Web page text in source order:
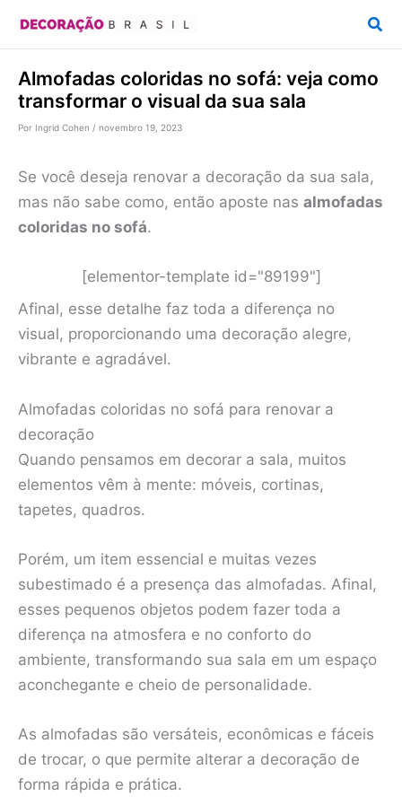
conteúdo
Almofadas coloridas no sofá: veja como
transformar o visual da sua sala
Por Ingrid Cohen / novembro 19, 2023
Se você deseja renovar a decoração da sua sala,
mas não sabe como, então aposte nas almofadas
coloridas no sofá.
[elementor-template id="89199"]
Afinal, esse detalhe faz toda a diferença no
visual, proporcionando uma decoração alegre,
vibrante e agradável.
Almofadas coloridas no sofá para renovar a
decoração
Quando pensamos em decorar a sala, muitos
elementos vêm à mente: móveis, cortinas,
tapetes, quadros.
Porém, um item essencial e muitas vezes
subestimado é a presença das almofadas. Afinal,
esses pequenos objetos podem fazer toda a
diferença na atmosfera e no conforto do
ambiente, transformando sua sala em um espaço
aconchegante e cheio de personalidade.
As almofadas são versáteis, econômicas e fáceis
de trocar, o que permite alterar a decoração de
forma rápida e prática.